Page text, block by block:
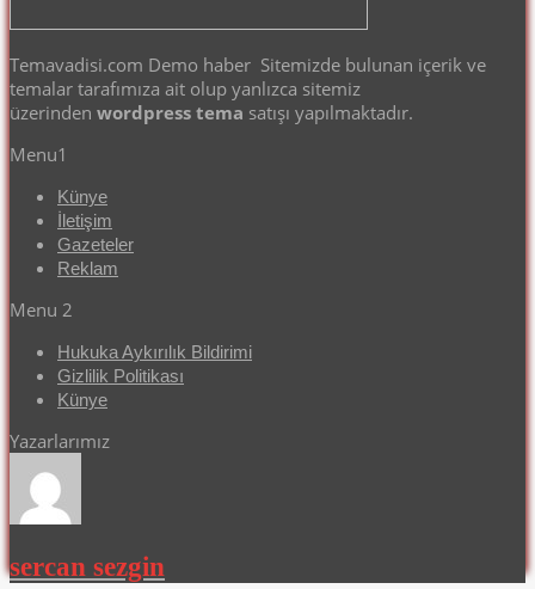
Temavadisi.com Demo haber Sitemizde bulunan içerik ve
temalar tarafımıza ait olup yanlızca sitemiz
üzerinden wordpress tema satışı yapılmaktadır.
Menu1
Künye
İletişim
Gazeteler
Reklam
Menu 2
Hukuka Aykırılık Bildirimi
Gizlilik Politikası
Künye
Yazarlarımız
sercan sezgin